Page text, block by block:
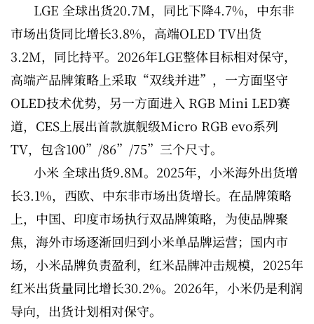
LGE 全球出货20.7M，同比下降4.7%，中东非
市场出货同比增长3.8%，高端OLED TV出货
3.2M，同比持平。2026年LGE整体目标相对保守，
高端产品牌策略上采取“双线并进”，一方面坚守
OLED技术优势，另一方面进入 RGB Mini LED赛
道，CES上展出首款旗舰级Micro RGB evo系列
TV，包含100”/86”/75”三个尺寸。
小米 全球出货9.8M。2025年，小米海外出货增
长3.1%，西欧、中东非市场出货增长。在品牌策略
上，中国、印度市场执行双品牌策略，为使品牌聚
焦，海外市场逐渐回归到小米单品牌运营；国内市
场，小米品牌负责盈利，红米品牌冲击规模，2025年
红米出货量同比增长30.2%。2026年，小米仍是利润
导向，出货计划相对保守。